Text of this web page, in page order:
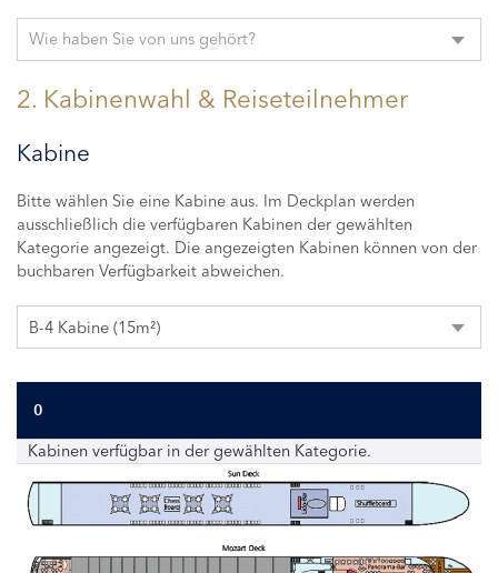
Wie haben Sie von uns gehört?
2. Kabinenwahl & Reiseteilnehmer
Kabine
Bitte wählen Sie eine Kabine aus. Im Deckplan werden
ausschließlich die verfügbaren Kabinen der gewählten
Kategorie angezeigt. Die angezeigten Kabinen können von der
buchbaren Verfügbarkeit abweichen.
B-4 Kabine (15m²)
0
Kabinen verfügbar in der gewählten Kategorie.